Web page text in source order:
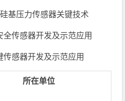
基压力传感器关键技术
全传感器开发及示范应用
传感器开发及示范应用
所在单位